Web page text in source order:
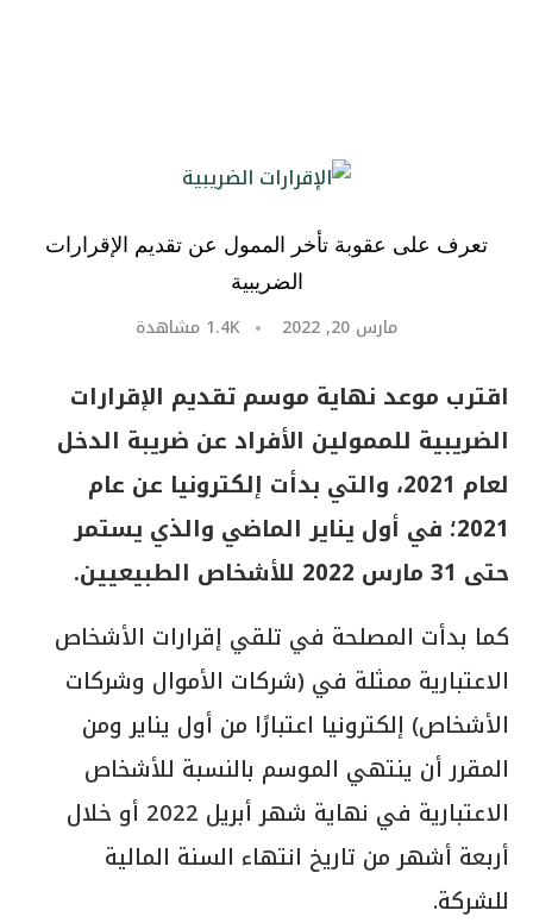
تعرف على عقوبة تأخر الممول عن تقديم الإقرارات
الضريبية
مارس 20, 2022 1.4K مشاهدة
اقترب موعد نهاية موسم تقديم الإقرارات
الضريبية للممولين الأفراد عن ضريبة الدخل
لعام 2021، والتي بدأت إلكترونيا عن عام
2021؛ في أول يناير الماضي والذي يستمر
حتى 31 مارس 2022 للأشخاص الطبيعيين.
كما بدأت المصلحة في تلقي إقرارات الأشخاص
الاعتبارية ممثلة في (شركات الأموال وشركات
الأشخاص) إلكترونيا اعتبارًا من أول يناير ومن
المقرر أن ينتهي الموسم بالنسبة للأشخاص
الاعتبارية في نهاية شهر أبريل 2022 أو خلال
أربعة أشهر من تاريخ انتهاء السنة المالية
للشركة.